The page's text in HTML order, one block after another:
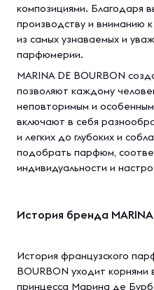
композициями. Благодаря
производству и вниманию
из самых узнаваемых и
парфюмерии.
MARINA DE BOURBON
позволяют каждому
неповторимым и
включают в себя
и легких до глубоких и
подобрать парфюм,
индивидуальности и
История бренда MARINA
История французского
BOURBON уходит корнями
принцесса Марина де